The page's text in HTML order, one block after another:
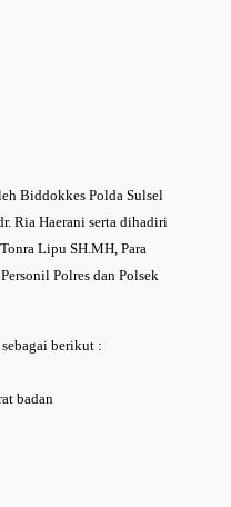
Biddokkes Polda Sulsel
Ria Haerani serta dihadiri
Lipu SH.MH, Para
Polres dan Polsek
berikut :
badan